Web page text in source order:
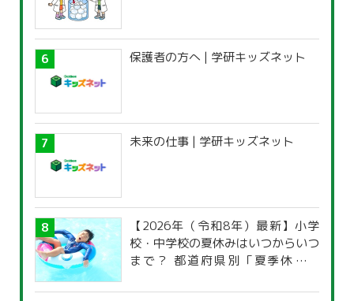
保護者の方へ | 学研キッズネット
未来の仕事 | 学研キッズネット
【2026年（令和8年）最新】小学
校・中学校の夏休みはいつからいつ
まで？ 都道府県別「夏季休暇一